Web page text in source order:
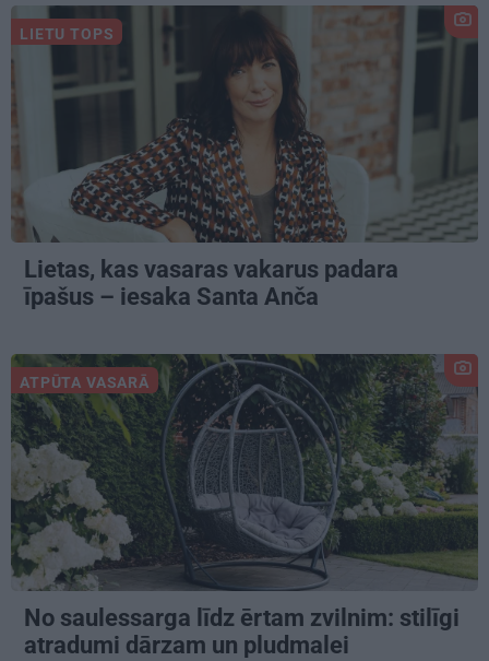
LIETU TOPS
Lietas, kas vasaras vakarus padara
īpašus – iesaka Santa Anča
ATPŪTA VASARĀ
No saulessarga līdz ērtam zvilnim: stilīgi
atradumi dārzam un pludmalei